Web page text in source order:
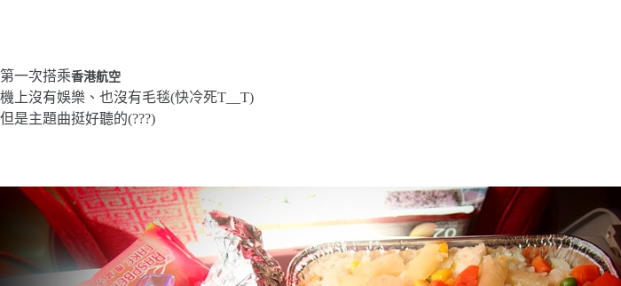
第一次搭乘香港航空
機上沒有娛樂、也沒有毛毯(快冷死T__T)
但是主題曲挺好聽的(???)